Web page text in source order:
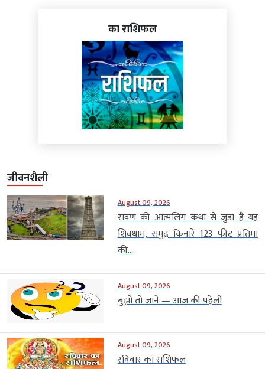
का राशिफल
जीवनशैली
August 09, 2026
रावण की आत्मलिंग कथा से जुड़ा है यह
शिवधाम, समुद्र किनारे 123 फीट प्रतिमा
की...
August 09, 2026
बुझो तो जाने — आज की पहेली
August 09, 2026
रविवार का राशिफल